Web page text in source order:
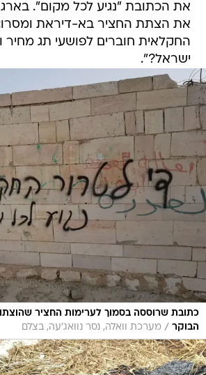
את הכתובת "נגיע לכל מקום".
את הצתת החציר בא-דיראת
החקלאית חוברים לפושעי תג מחיר
ישראל?".
כתובת שרוססה בסמוך לערימות החציר
הבוקר / מערכת וואלה, נסר נוואג'עה, בצלם